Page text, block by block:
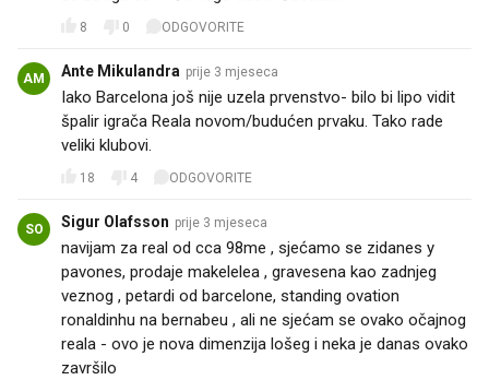
8 0 ODGOVORITE
AM Ante Mikulandra prije 3 mjeseca
Iako Barcelona još nije uzela prvenstvo- bilo bi lipo vidit
špalir igrača Reala novom/budućen prvaku. Tako rade
veliki klubovi.
18 4 ODGOVORITE
SO Sigur Olafsson prije 3 mjeseca
navijam za real od cca 98me , sjećamo se zidanes y
pavones, prodaje makelelea , gravesena kao zadnjeg
veznog , petardi od barcelone, standing ovation
ronaldinhu na bernabeu , ali ne sjećam se ovako očajnog
reala - ovo je nova dimenzija lošeg i neka je danas ovako
završilo